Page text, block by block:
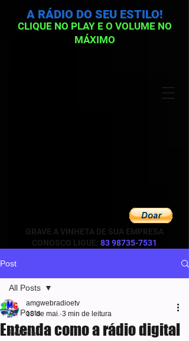
GRAVE A VINHETA DE SUA EMPRESA
CONOSCO LIGUE: 83 98735-7531
CLIQUE NO PLAY E O VOLUME NO
MÁXIMO
A RÁDIO DO SEU ESTILO!
Post
All Posts
Política
All Posts
Entenda como a rádio digital
amgwebradioetv
18 de mai. 3 min de leitura